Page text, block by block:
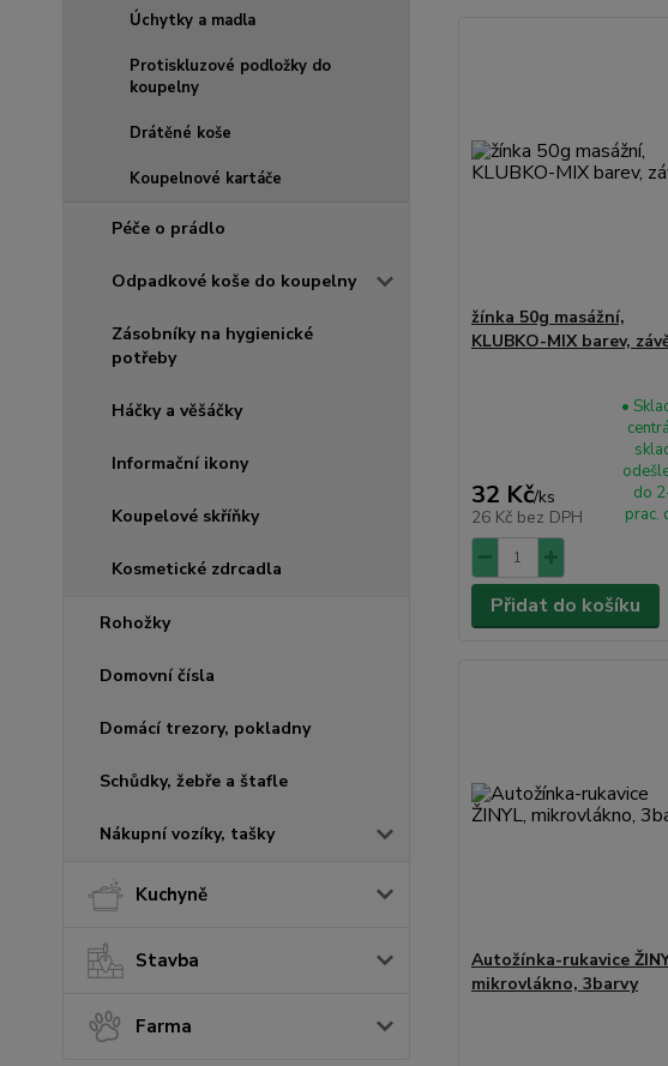
Úchytky a madla
Protiskluzové podložky do
koupelny
Drátěné koše
Koupelnové kartáče
Péče o prádlo
Odpadkové koše do koupelny
Zásobníky na hygienické
potřeby
Háčky a věšáčky
Informační ikony
Koupelové skříňky
Kosmetické zdrcadla
Rohožky
Domovní čísla
Domácí trezory, pokladny
Schůdky, žebře a štafle
Nákupní vozíky, tašky
Kuchyně
Stavba
Farma
žínka 50g masážní,
KLUBKO-MIX barev,
32 Kč/ks
26 Kč bez DPH
•
do
prac.
Přidat do košíku
Autožínka-rukavice
mikrovlákno, 3barvy